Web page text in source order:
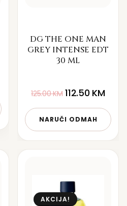
DG THE ONE MAN
GREY INTENSE EDT
30 ML
125.00KM 112.50 KM
NARUČI ODMAH
AKCIJA!